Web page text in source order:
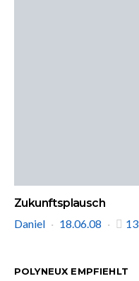
Zukunftsplausch
Daniel
18.06.08 13
POLYNEUX EMPFIEHLT